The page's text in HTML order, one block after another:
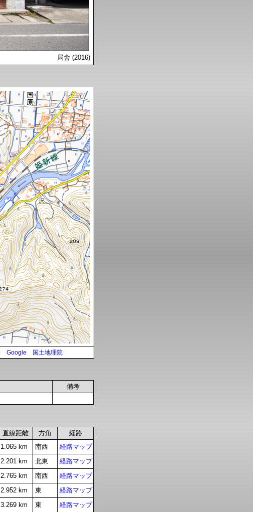
局舎 (2016)
Google 国土地理院
備考
直線距離 方角
経路
1.065 km 南西
経路マップ
2.201 km 北東
経路マップ
2.765 km 南西
経路マップ
2.952 km 東
経路マップ
3.269 km 東 経路マップ